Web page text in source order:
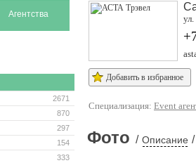
Агентства
2671
870
297
154
333
Добавить в избранное
Специализация: Event
Фото / Описание /